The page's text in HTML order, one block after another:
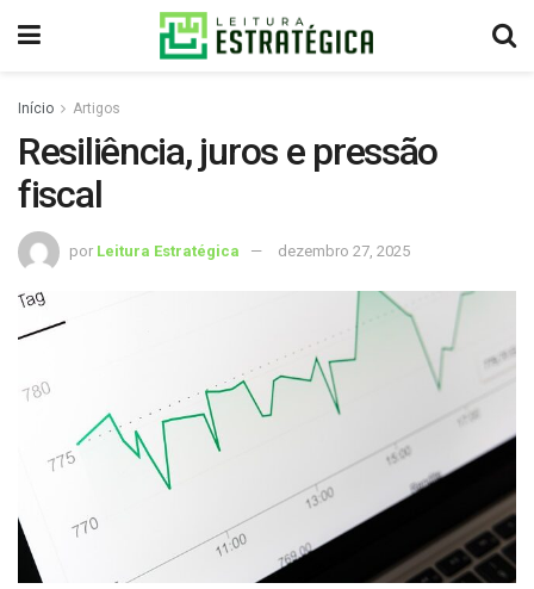
Início Artigos
Resiliência, juros e pressão
fiscal
por Leitura Estratégica dezembro 27, 2025